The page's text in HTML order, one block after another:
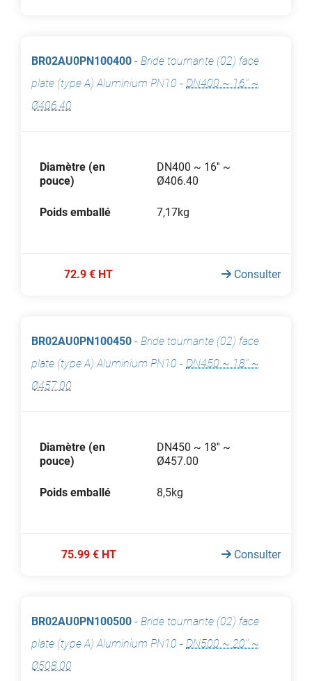
BR02AU0PN100400 - Bride tournante (02) face
plate (type A) Aluminium PN10 - DN400 ~ 16'' ~
Ø406.40
Diamètre (en
pouce)
DN400 ~ 16'' ~
Ø406.40
Poids emballé 7,17kg
72.9 € HT Consulter
BR02AU0PN100450 - Bride tournante (02) face
plate (type A) Aluminium PN10 - DN450 ~ 18'' ~
Ø457.00
Diamètre (en
pouce)
DN450 ~ 18'' ~
Ø457.00
Poids emballé 8,5kg
75.99 € HT Consulter
BR02AU0PN100500 - Bride tournante (02) face
plate (type A) Aluminium PN10 - DN500 ~ 20'' ~
Ø508.00